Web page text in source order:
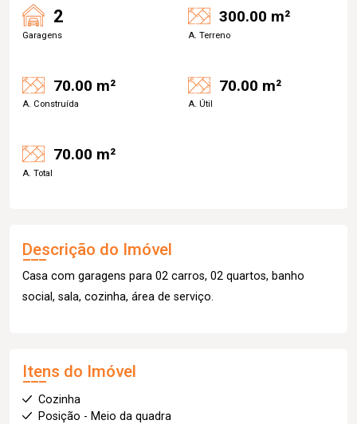
2
Garagens
300.00 m²
A. Terreno
70.00 m²
A. Construída
70.00 m²
A. Útil
70.00 m²
A. Total
Descrição do Imóvel
Casa com garagens para 02 carros, 02 quartos, banho
social, sala, cozinha, área de serviço.
Itens do Imóvel
Cozinha
Posição - Meio da quadra